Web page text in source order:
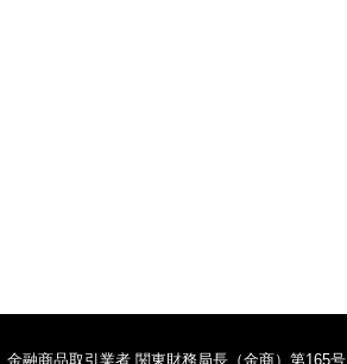
金融商品取引業者 関東財務局長（金商）第165号